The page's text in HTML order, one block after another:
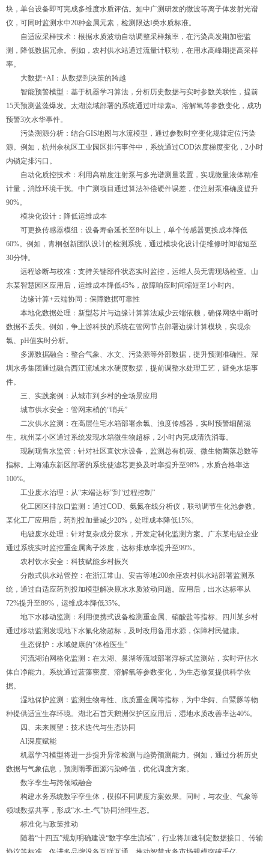
块，单台设备即可完成多维度水质评估。如中广测研发的微波等离子体发射光谱
仪，可同时监测水中20种金属元素，检测限达Ⅰ类水质标准。
自适应采样技术：根据水质波动自动调整采样频率，在污染高发期加密监
测，降低数据冗余。例如，农村供水站通过流量计联动，在用水高峰期提高采样
率。
大数据+AI：从数据到决策的跨越
智能预警模型：基于机器学习算法，分析历史数据与实时参数关联性，提前
15天预测蓝藻爆发。太湖流域部署的系统通过叶绿素a、溶解氧等参数变化，成功
预警3次水华事件。
污染溯源分析：结合GIS地图与水流模型，通过参数时空变化规律定位污染
源。例如，杭州余杭区工业园区排污事件中，系统通过COD浓度梯度变化，2小时
内锁定排污口。
自动化质控技术：利用高精度注射泵与多光谱测量装置，实现微量液体精准
计量，消除环境干扰。中广测项目通过算法补偿硬件误差，使注射泵准确度提升
90%。
模块化设计：降低运维成本
可更换传感器模组：设备寿命延长至8年以上，单个传感器更换成本降低
60%。例如，青桐创新团队设计的检测系统，通过模块化设计使维修时间缩短至
30分钟。
远程诊断与校准：支持关键部件状态实时监控，运维人员无需现场检查。山
东某智慧园区应用后，运维成本降低45%，故障响应时间缩短至1小时内。
边缘计算+云端协同：保障数据可靠性
本地化数据处理：新型芯片与边缘计算算法减少云端依赖，确保网络中断时
数据不丢失。例如，争上游科技的系统在管网节点部署边缘计算模块，实现余
氯、pH值实时分析。
多源数据融合：整合气象、水文、污染源等外部数据，提升预测准确性。深
圳水务集团通过融合西江流域来水硬度数据，提前调整水处理工艺，避免水垢事
件。
三、实践案例：从城市到乡村的全场景应用
城市供水安全：管网末梢的“哨兵”
二次供水监测：在高层住宅水箱部署余氯、浊度传感器，实时预警细菌滋
生。杭州某小区通过系统发现水箱微生物超标，2小时内完成清洗消毒。
现制现售水监管：针对社区直饮水设备，监测总有机碳、微生物菌落总数等
指标。上海浦东新区部署的系统使滤芯更换及时率提升至98%，水质合格率达
100%。
工业废水治理：从“末端达标”到“过程控制”
化工园区排放口监测：通过COD、氨氮在线分析仪，联动调节生化池参数。
某化工厂应用后，药剂投加量减少20%，处理成本降低15%。
电镀废水处理：针对复杂成分废水，开发定制化监测方案。广东某电镀企业
通过系统实时监控重金属离子浓度，达标排放率提升至99%。
农村饮水安全：科技赋能乡村振兴
分散式供水站管控：在浙江常山、安吉等地200余座农村供水站部署监测系
统，通过自适应药剂投加模型解决原水水质波动问题。应用后，出水达标率从
72%提升至89%，运维成本降低35%。
地下水移动监测：利用便携式设备检测重金属、硝酸盐等指标。四川某乡村
通过移动监测发现地下水氟化物超标，及时改用备用水源，保障村民健康。
生态保护：水域健康的“体检医生”
河流湖泊网格化监测：在太湖、巢湖等流域部署浮标式监测站，实时评估水
体自净能力。系统通过蓝藻密度、溶解氧等参数变化，为生态修复提供科学依
据。
湿地保护监测：监测生物毒性、底质重金属等指标，为中华鲟、白鱀豚等物
种提供适宜生存环境。湖北石首天鹅洲保护区应用后，湿地水质改善率达40%。
四、未来展望：技术迭代与生态协同
AI深度赋能
机器学习模型将进一步提升异常检测与趋势预测能力。例如，通过分析历史
数据与气象信息，预测雨季面源污染峰值，优化调度方案。
数字孪生与跨领域融合
构建水务系统数字孪生体，模拟不同调度方案效果。同时，与农业、气象等
领域数据共享，形成“水-土-气”协同治理生态。
标准化与政策推动
随着“十四五”规划明确建设“数字孪生流域”，行业将加速制定数据接口、传输